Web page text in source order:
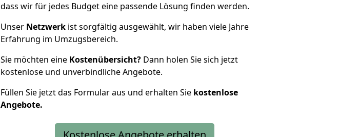
dass wir für jedes Budget eine passende Lösung finden werden.
Unser Netzwerk ist sorgfältig ausgewählt, wir haben viele Jahre
Erfahrung im Umzugsbereich.
Sie möchten eine Kostenübersicht? Dann holen Sie sich jetzt
kostenlose und unverbindliche Angebote.
Füllen Sie jetzt das Formular aus und erhalten Sie kostenlose
Angebote.